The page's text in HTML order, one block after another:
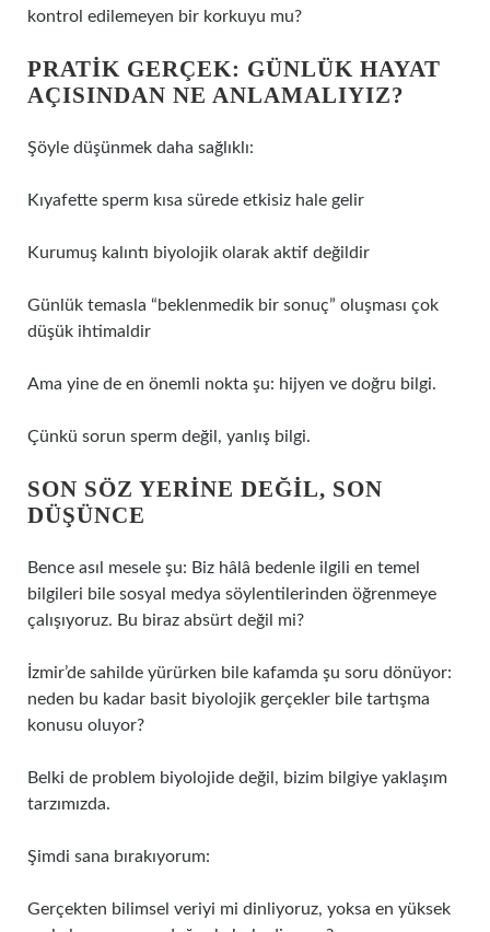
kontrol edilemeyen bir korkuyu mu?
PRATIK GERÇEK: GÜNLÜK HAYAT
AÇISINDAN NE ANLAMALIYIZ?
Şöyle düşünmek daha sağlıklı:
Kıyafette sperm kısa sürede etkisiz hale gelir
Kurumuş kalıntı biyolojik olarak aktif değildir
Günlük temasla “beklenmedik bir sonuç” oluşması çok
düşük ihtimaldir
Ama yine de en önemli nokta şu: hijyen ve doğru bilgi.
Çünkü sorun sperm değil, yanlış bilgi.
SON SÖZ YERINE DEĞIL, SON
DÜŞÜNCE
Bence asıl mesele şu: Biz hâlâ bedenle ilgili en temel
bilgileri bile sosyal medya söylentilerinden öğrenmeye
çalışıyoruz. Bu biraz absürt değil mi?
İzmir’de sahilde yürürken bile kafamda şu soru dönüyor:
neden bu kadar basit biyolojik gerçekler bile tartışma
konusu oluyor?
Belki de problem biyolojide değil, bizim bilgiye yaklaşım
tarzımızda.
Şimdi sana bırakıyorum:
Gerçekten bilimsel veriyi mi dinliyoruz, yoksa en yüksek